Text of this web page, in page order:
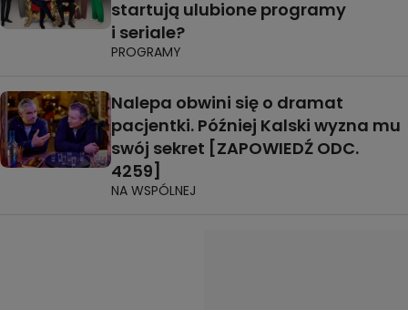
startują ulubione programy
i seriale?
PROGRAMY
Nalepa obwini się o dramat
pacjentki. Później Kalski wyzna mu
swój sekret [ZAPOWIEDŹ ODC.
4259]
NA WSPÓLNEJ